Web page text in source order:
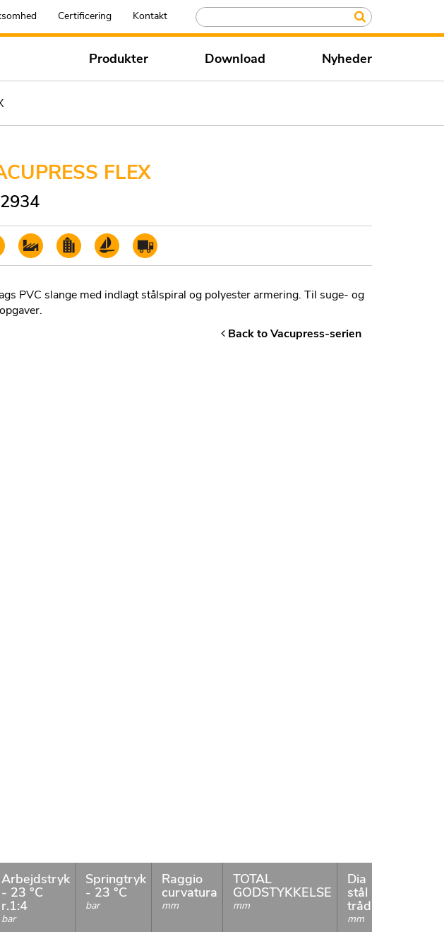
Certificering Kontakt
Produkter Download Nyheder
FLEX
PVC slange med indlagt stålspiral og polyester armering. Til suge- og
Back to Vacupress-serien
Arbejdstryk
- 23 °C
r.1:4
bar
Springtryk
- 23 °C
bar
Raggio
curvatura
mm
TOTAL
GODSTYKKELSE
mm
Dia
stål
tråd
mm